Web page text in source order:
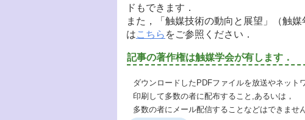
ドもできます．
また，「触媒技術の動向と展望」（触
はこちら をご参照ください．
記事の著作権は触媒学会が有します．
ダウンロードしたPDFファイルを放送やネッ
印刷して多数の者に配布すること,あるいは，
多数の者にメール配信することなどはできませ